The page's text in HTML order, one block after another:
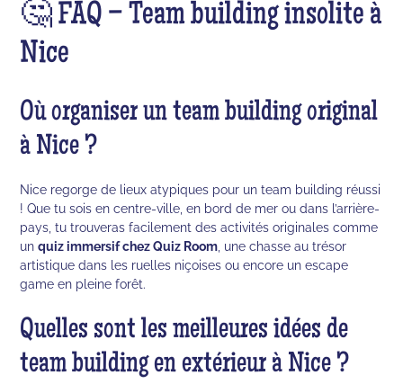
🤔 FAQ – Team building insolite à
Nice
Où organiser un team building original
à Nice ?
Nice regorge de lieux atypiques pour un team building réussi
! Que tu sois en centre-ville, en bord de mer ou dans l’arrière-
pays, tu trouveras facilement des activités originales comme
unquiz immersif chez Quiz Room , une chasse au trésor
artistique dans les ruelles niçoises ou encore un escape
game en pleine forêt.
Quelles sont les meilleures idées de
team building en extérieur à Nice ?